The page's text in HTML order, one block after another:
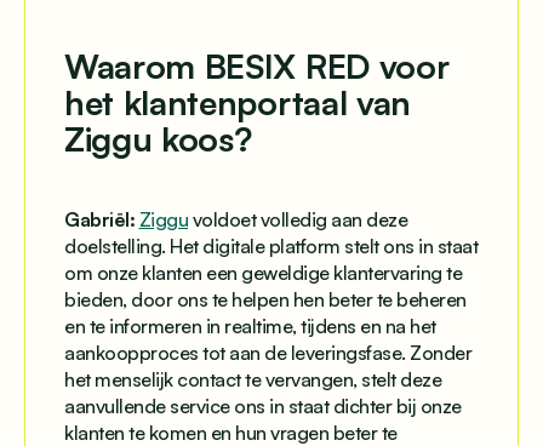
Waarom BESIX RED voor
het klantenportaal van
Ziggu koos?
Gabriël: Ziggu voldoet volledig aan deze
doelstelling. Het digitale platform stelt ons in staat
om onze klanten een geweldige klantervaring te
bieden, door ons te helpen hen beter te beheren
en te informeren in realtime, tijdens en na het
aankoopproces tot aan de leveringsfase. Zonder
het menselijk contact te vervangen, stelt deze
aanvullende service ons in staat dichter bij onze
klanten te komen en hun vragen beter te